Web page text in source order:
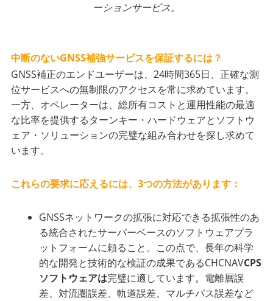
ーションサービス。
中断のないGNSS補強サービスを保証するには？
GNSS補正のエンドユーザーは、24時間365日、正確な測
位サービスへの無制限のアクセスを常に求めています。
一方、オペレーターは、総所有コストと運用性能の最適
な比率を提供するターンキー・ハードウェアとソフトウ
ェア・ソリューションの完璧な組み合わせを探し求めて
います。
これらの要求に応えるには、3つの方法があります：
GNSSネットワークの拡張に対応できる拡張性のあ
る統合されたサーバーベースのソフトウェアプラ
ットフォームに頼ること。この点で、長年の科学
的な開発と技術的な検証の成果であるCHCNAVCPS
ソフトウェアは完璧に適しています。電離層誤
差、対流圏誤差、軌道誤差、マルチパス誤差など